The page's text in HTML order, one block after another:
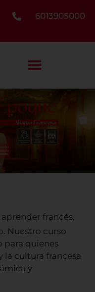
6013905000
francés,
Nuestro curso
para quienes
la cultura francesa
y